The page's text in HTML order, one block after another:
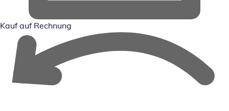
Kauf auf Rechnung